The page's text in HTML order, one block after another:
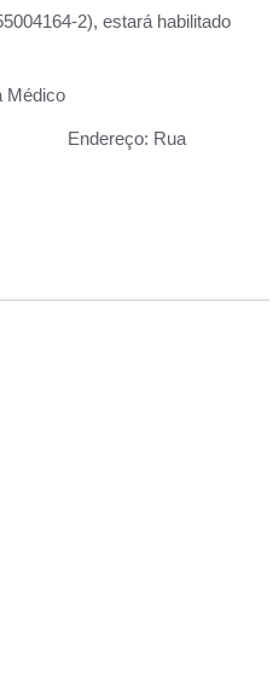
2), estará habilitado
Médico
2). Endereço: Rua